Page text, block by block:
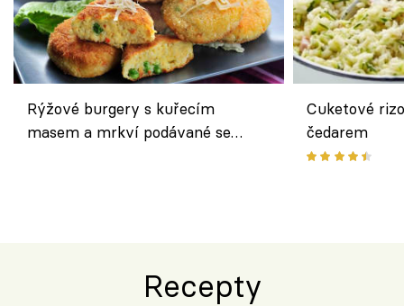
Rýžové burgery s kuřecím
masem a mrkví podávané se
Cuketové
čedarem
Recepty